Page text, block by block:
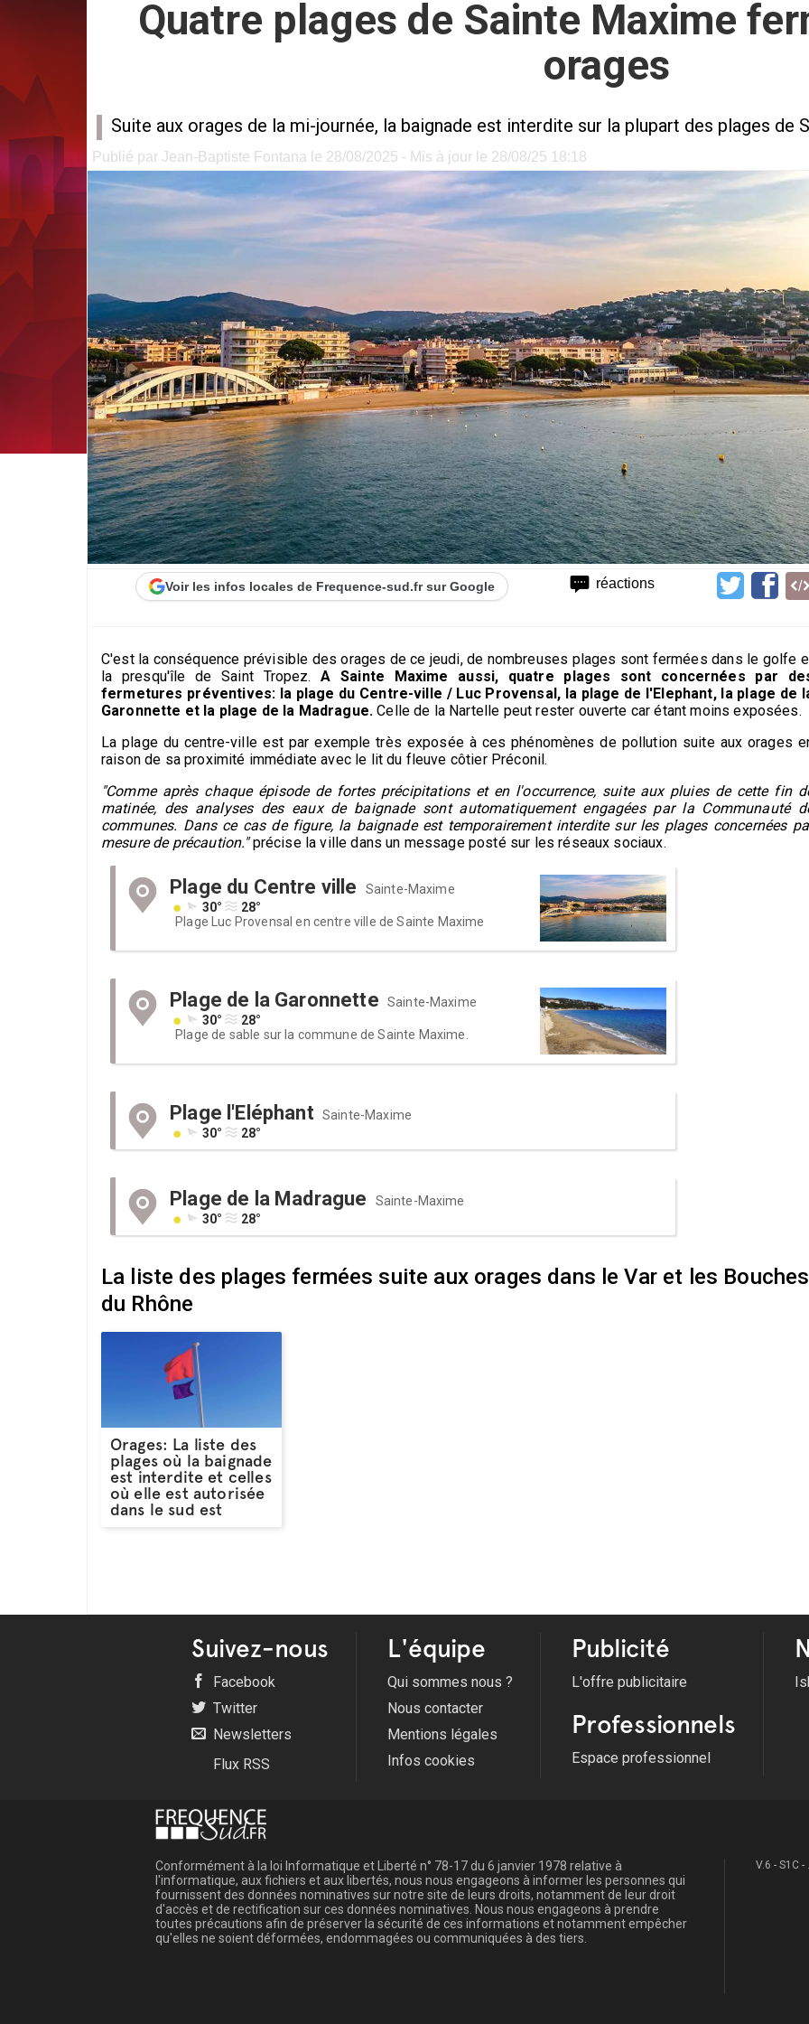
Quatre plages de Sainte Maxime
orages
Suite aux orages de la mi-journée, la baignade est interdite sur la plupart des plages de
Publié par Jean-Baptiste Fontana le 28/08/2025 - Mis à jour le 28/08/25 18:18
réactions
Voir les infos locales de Frequence-sud.fr sur Google
C'est la conséquence prévisible des orages de ce jeudi, de nombreuses plages sont fermées dans le golfe
la presqu'île de Saint Tropez.A Sainte Maxime aussi, quatre plages sont concernées par
fermetures préventives: la plage du Centre-ville / Luc Provensal, la plage de l'Elephant, la plage de
Garonnette et la plage de la Madrague. Celle de la Nartelle peut rester ouverte car étant moins exposées.
La plage du centre-ville est par exemple très exposée à ces phénomènes de pollution suite aux orages
raison de sa proximité immédiate avec le lit du fleuve côtier Préconil.
"Comme après chaque épisode de fortes précipitations et en l'occurrence, suite aux pluies de cette fin
matinée, des analyses des eaux de baignade sont automatiquement engagées par la Communauté
communes. Dans ce cas de figure, la baignade est temporairement interdite sur les plages concernées
mesure de précaution."précise la ville dans un message posté sur les réseaux sociaux.
Plage du Centre ville
Sainte-Maxime
30°
28°
Plage Luc Provensal en centre ville de Sainte Maxime
Plage de la Garonnette
Sainte-Maxime
30°
28°
Plage de sable sur la commune de Sainte Maxime.
Plage l'Eléphant Sainte-Maxime
30°
28°
Plage de la Madrague
Sainte-Maxime
30°
28°
La liste des plages fermées suite aux orages dans le Var et les Bouches
du Rhône
Orages: La liste des
plages où la baignade
est interdite et celles
où elle est autorisée
dans le sud est
Suivez-nous
Facebook
Twitter
Newsletters
Flux RSS
L'équipe
Qui sommes nous ?
Nous contacter
Mentions légales
Infos cookies
Publicité
L'offre publicitaire
Professionnels
Espace professionnel
Conformément à la loi Informatique et Liberté n° 78-17 du 6 janvier 1978 relative à
l'informatique, aux fichiers et aux libertés, nous nous engageons à informer les personnes qui
fournissent des données nominatives sur notre site de leurs droits, notamment de leur droit
d'accès et de rectification sur ces données nominatives. Nous nous engageons à prendre
toutes précautions afin de préserver la sécurité de ces informations et notamment empêcher
qu'elles ne soient déformées, endommagées ou communiquées à des tiers.
V.6 - S1C